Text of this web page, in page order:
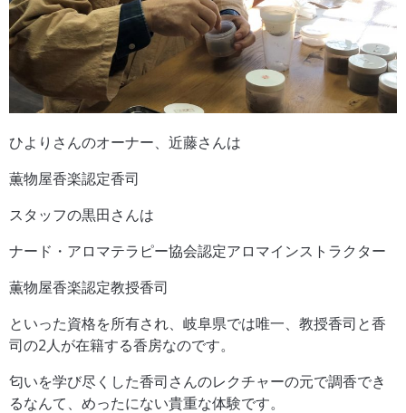
ひよりさんのオーナー、近藤さんは
薫物屋香楽認定香司
スタッフの黒田さんは
ナード・アロマテラピー協会認定アロマインストラクター
薫物屋香楽認定教授香司
といった資格を所有され、岐阜県では唯一、教授香司と香
司の2人が在籍する香房なのです。
匂いを学び尽くした香司さんのレクチャーの元で調香でき
るなんて、めったにない貴重な体験です。